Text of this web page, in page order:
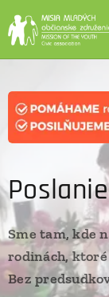
Sme tam, kde
rodinách,
Bez